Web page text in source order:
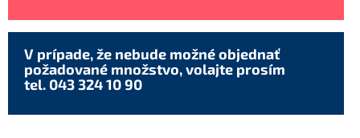
V prípade, že nebude možné objednať
požadované množstvo, volajte prosím
tel. 043 324 10 90